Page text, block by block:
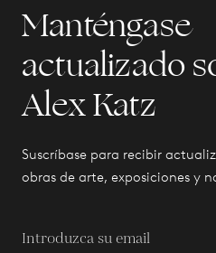
Manténgase
actualizado
Alex Katz
Suscríbase para recibir
obras de arte, exposiciones y
Introduzca su email